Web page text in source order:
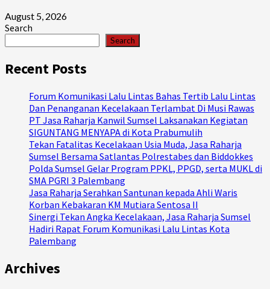
August 5, 2026
Search
Search
Recent Posts
Forum Komunikasi Lalu Lintas Bahas Tertib Lalu Lintas
Dan Penanganan Kecelakaan Terlambat Di Musi Rawas
PT Jasa Raharja Kanwil Sumsel Laksanakan Kegiatan
SIGUNTANG MENYAPA di Kota Prabumulih
Tekan Fatalitas Kecelakaan Usia Muda, Jasa Raharja
Sumsel Bersama Satlantas Polrestabes dan Biddokkes
Polda Sumsel Gelar Program PPKL, PPGD, serta MUKL di
SMA PGRI 3 Palembang
Jasa Raharja Serahkan Santunan kepada Ahli Waris
Korban Kebakaran KM Mutiara Sentosa II
Sinergi Tekan Angka Kecelakaan, Jasa Raharja Sumsel
Hadiri Rapat Forum Komunikasi Lalu Lintas Kota
Palembang
Archives